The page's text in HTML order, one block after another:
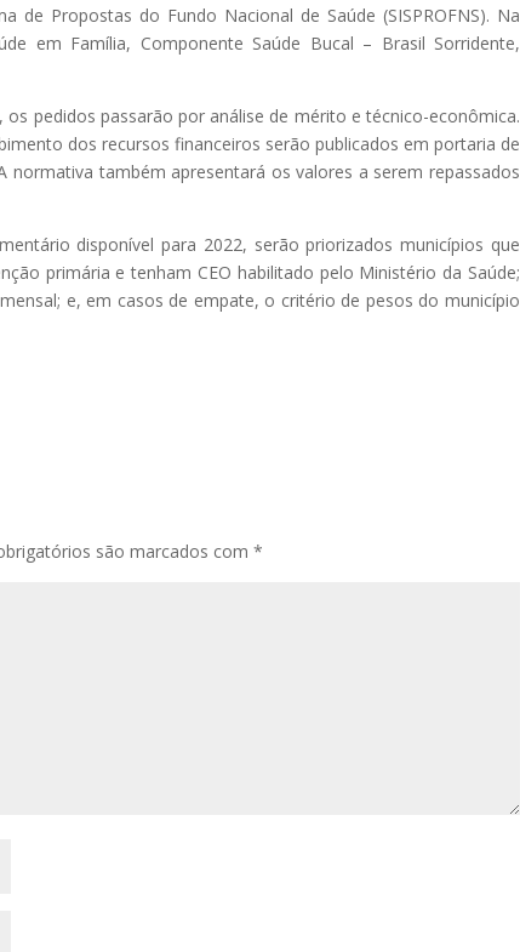
de Propostas do Fundo Nacional de Saúde (SISPROFNS). Na
em Família, Componente Saúde Bucal – Brasil Sorridente,
pedidos passarão por análise de mérito e técnico-econômica.
dos recursos financeiros serão publicados em portaria de
também apresentará os valores a serem repassados
disponível para 2022, serão priorizados municípios que
primária e tenham CEO habilitado pelo Ministério da Saúde;
e, em casos de empate, o critério de pesos do município
são marcados com*